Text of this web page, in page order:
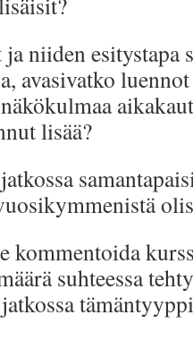
niiden esitystapa
avasivatko
lisää?
kommentoida
suhteessa